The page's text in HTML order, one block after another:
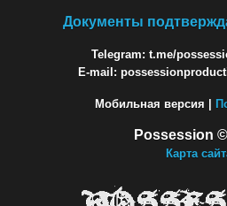
Документы
Telegram: t.me/
E-mail:
Мобильная версия |
Possession
Карта